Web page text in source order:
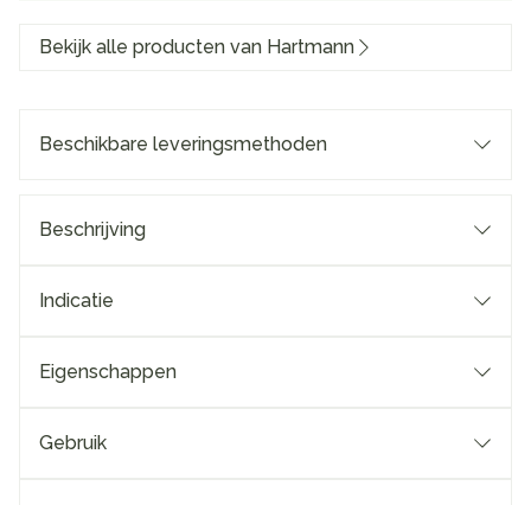
Bekijk alle producten van Hartmann
Beschikbare leveringsmethoden
Beschrijving
Indicatie
Eigenschappen
Gebruik